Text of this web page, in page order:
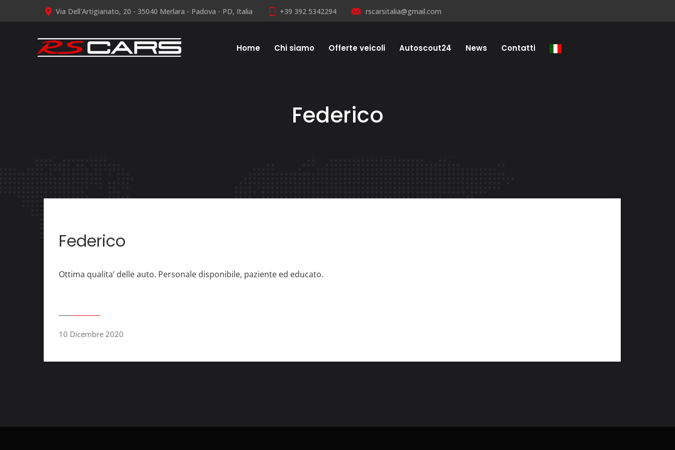
Via Dell'Artigianato, 20 - 35040 Merlara - Padova - PD, Italia +39 392 5342294 rscarsitalia@gmail.com
Home Chi siamo Offerte veicoli Autoscout24 News Contatti
Federico
Federico
Ottima qualita’ delle auto. Personale disponibile, paziente ed educato.
10 Dicembre 2020